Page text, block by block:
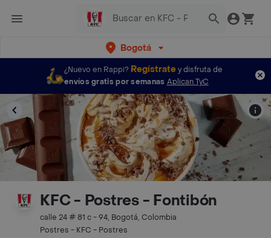
Bogotá
¿Nuevo en Rappi? Regístratey disfruta de
envíos gratis por semanas Aplican TyC
KFC - Postres - Fontibón
calle 24 # 81 c - 94, Bogotá, Colombia
Postres - KFC - Postres